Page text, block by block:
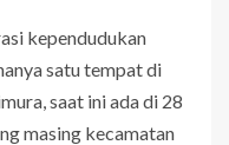
kependudukan
satu tempat di
saat ini ada di 28
masing kecamatan